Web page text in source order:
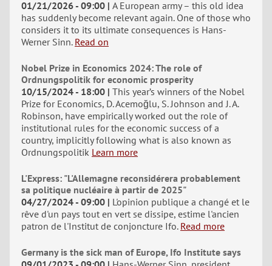
01/21/2026 - 09:00 A European army – this old idea
has suddenly become relevant again. One of those who
considers it to its ultimate consequences is Hans-
Werner Sinn. Read on
Nobel Prize in Economics 2024: The role of
Ordnungspolitik for economic prosperity
10/15/2024 - 18:00 This year’s winners of the Nobel
Prize for Economics, D. Acemoğlu, S. Johnson and J. A.
Robinson, have empirically worked out the role of
institutional rules for the economic success of a
country, implicitly following what is also known as
Ordnungspolitik Learn more
L'Express: "L'Allemagne reconsidérera probablement
sa politique nucléaire à partir de 2025"
04/27/2024 - 09:00
L'opinion publique a changé et le
rêve d'un pays tout en vert se dissipe, estime l'ancien
patron de l'Institut de conjoncture Ifo. Read more
Germany is the sick man of Europe, Ifo Institute says